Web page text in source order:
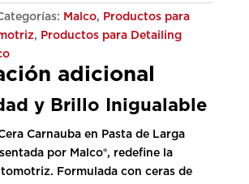
Malco, Productos para
, Productos para Detailing
adicional
y Brillo Inigualable
Carnauba en Pasta de Larga
por Malco®, redefine la
Formulada con ceras de